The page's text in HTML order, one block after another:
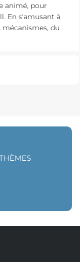
animé, pour
En s'amusant à
du